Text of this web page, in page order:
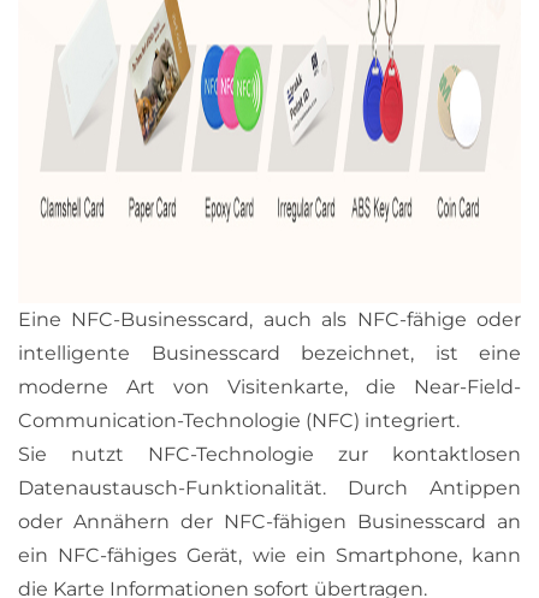
Eine NFC-Businesscard, auch als NFC-fähige oder
intelligente Businesscard bezeichnet, ist eine
moderne Art von Visitenkarte, die Near-Field-
Communication-Technologie (NFC) integriert.
Sie nutzt NFC-Technologie zur kontaktlosen
Datenaustausch-Funktionalität. Durch Antippen
oder Annähern der NFC-fähigen Businesscard an
ein NFC-fähiges Gerät, wie ein Smartphone, kann
die Karte Informationen sofort übertragen.